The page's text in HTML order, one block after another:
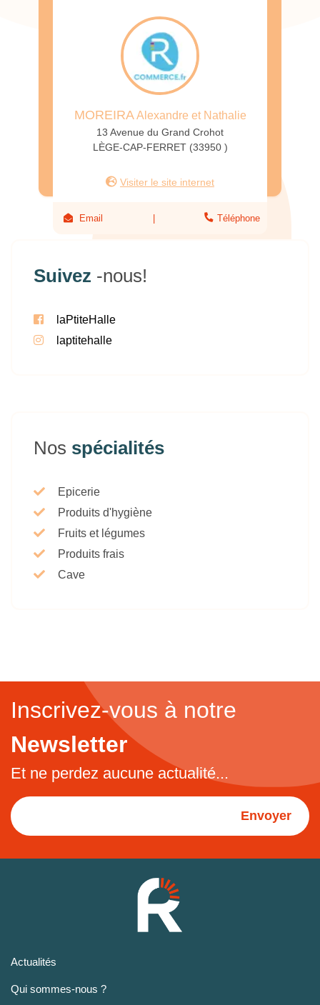
MOREIRAAlexandre et Nathalie
13 Avenue du Grand Crohot
LÈGE-CAP-FERRET (33950 )
Visiter le site internet
Email Téléphone
Suivez -nous!
laPtiteHalle
laptitehalle
Nos spécialités
Epicerie
Produits d'hygiène
Fruits et légumes
Produits frais
Cave
Inscrivez-vous à notre
Newsletter
Et ne perdez aucune actualité...
Envoyer
Actualités
Qui sommes-nous ?